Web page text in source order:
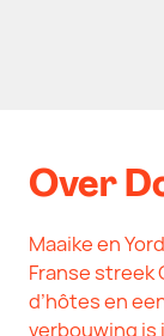
Over
Maaike en
Franse streek
d’hôtes en
verbouwing is